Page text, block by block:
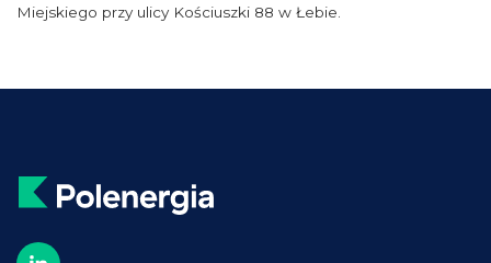
Miejskiego przy ulicy Kościuszki 88 w Łebie.